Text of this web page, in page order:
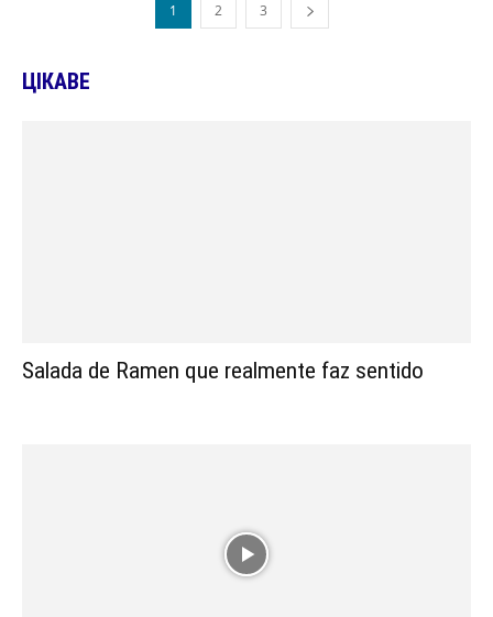
1 2 3
ЦІКАВЕ
Salada de Ramen que realmente faz sentido